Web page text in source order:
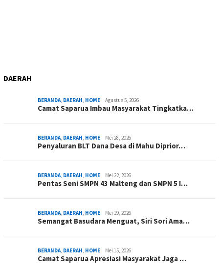
DAERAH
BERANDA, DAERAH, HOME Agustus 5, 2026
Camat Saparua Imbau Masyarakat Tingkatka…
BERANDA, DAERAH, HOME Mei 28, 2026
Penyaluran BLT Dana Desa di Mahu Diprior…
BERANDA, DAERAH, HOME Mei 22, 2026
Pentas Seni SMPN 43 Malteng dan SMPN 5 I…
BERANDA, DAERAH, HOME Mei 19, 2026
Semangat Basudara Menguat, Siri Sori Ama…
BERANDA, DAERAH, HOME Mei 15, 2026
Camat Saparua Apresiasi Masyarakat Jaga …